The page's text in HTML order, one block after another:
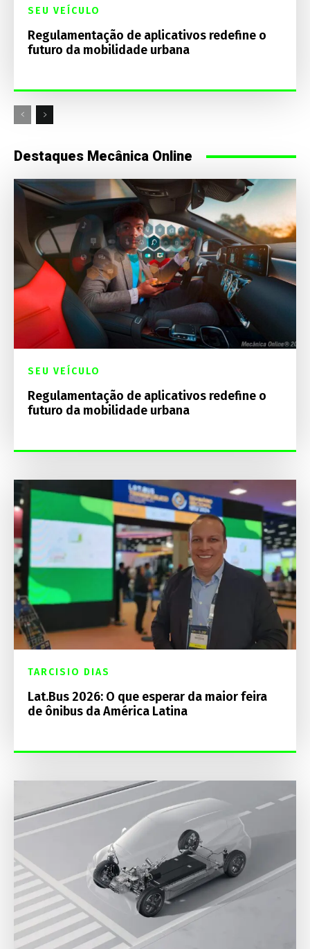
SEU VEÍCULO
Regulamentação de aplicativos redefine o
futuro da mobilidade urbana
Destaques Mecânica Online
SEU VEÍCULO
Regulamentação de aplicativos redefine o
futuro da mobilidade urbana
TARCISIO DIAS
Lat.Bus 2026: O que esperar da maior feira
de ônibus da América Latina